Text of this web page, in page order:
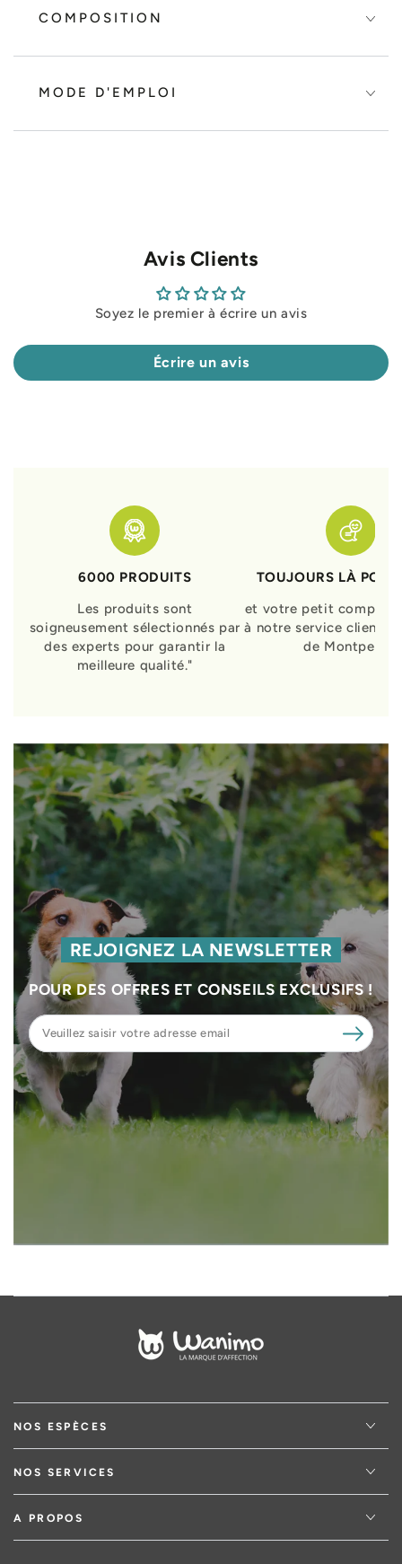
COMPOSITION
MODE D'EMPLOI
Avis Clients
Soyez le premier à écrire un avis
Écrire un avis
6000 PRODUITS
Les produits sont
soigneusement sélectionnés par
des experts pour garantir la
meilleure qualité."
TOUJOURS LÀ
et votre petit
à notre service clients
de Montpellier
REJOIGNEZ LA NEWSLETTER
POUR DES OFFRES ET CONSEILS EXCLUSIFS !
Veuillez
saisir
votre
adresse
email
NOS ESPÈCES
NOS SERVICES
A PROPOS